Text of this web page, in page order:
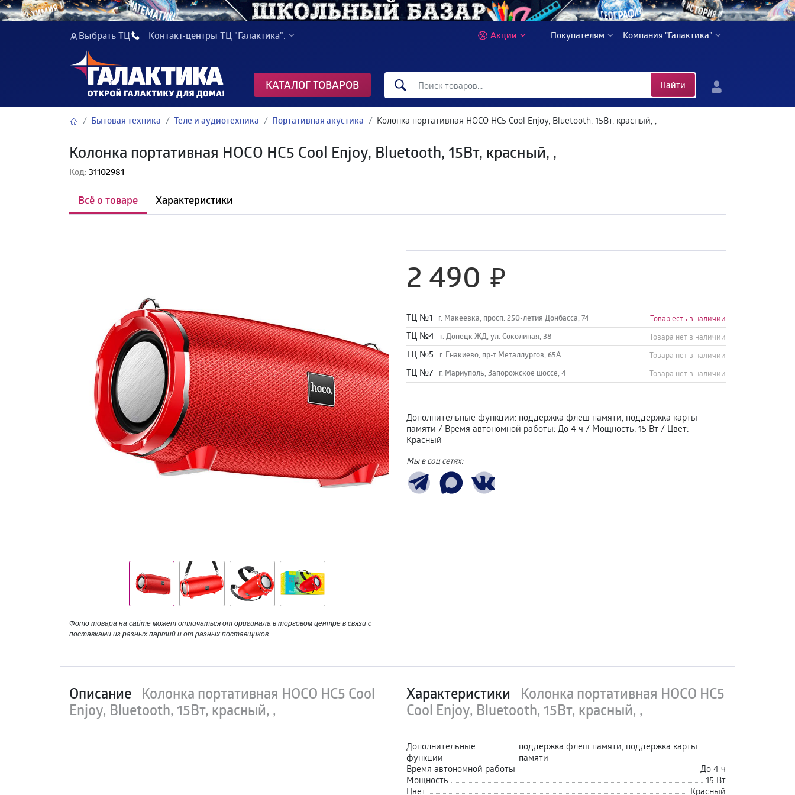
Выбрать ТЦ Контакт-центры ТЦ "Галактика": Акции Покупателям Компания "Галактика"
КАТАЛОГ ТОВАРОВ Найти
Бытовая техника Теле и аудиотехника Портативная акустика Колонка портативная HOCO HC5 Cool Enjoy, Bluetooth, 15Вт, красный, ,
Колонка портативная HOCO HC5 Cool Enjoy, Bluetooth, 15Вт, красный, ,
Код:31102981
Всё о товаре Характеристики
Фото товара на сайте может отличаться от оригинала в торговом центре в связи с
поставками из разных партий и от разных поставщиков.
2 490
TЦ №1 г. Макеевка, просп. 250-летия Донбасса, 74 Товар есть в наличии
TЦ №4 г. Донецк ЖД, ул. Соколиная, 38 Товара нет в наличии
TЦ №5 г. Енакиево, пр-т Металлургов, 65А Товара нет в наличии
ТЦ №7 г. Мариуполь, Запорожское шоссе, 4 Товара нет в наличии
Дополнительные функции: поддержка флеш памяти, поддержка карты
памяти / Время автономной работы: До 4 ч / Мощность: 15 Вт / Цвет:
Красный
Мы в соц сетях:
Описание Колонка портативная HOCO HC5 Cool
Enjoy, Bluetooth, 15Вт, красный, ,
Характеристики
Колонка портативная HOCO HC5
Cool Enjoy, Bluetooth, 15Вт, красный, ,
Дополнительные
функции
поддержка флеш памяти, поддержка карты
памяти
Время автономной работы
До 4 ч
Мощность
15 Вт
Цвет
Красный